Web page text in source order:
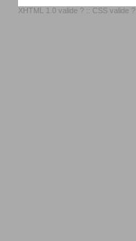
XHTML 1.0 valide ? :: CSS valide ?